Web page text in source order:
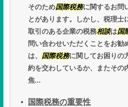
そのため国際税務に関するお問
とがあります。しかし、税理士
取引のある企業の税務相談は国
問い合わせいただくことをお勧
は、 国際税務に関してお困りの
約を交わしているか、またその
焦...
国際税務の重要性